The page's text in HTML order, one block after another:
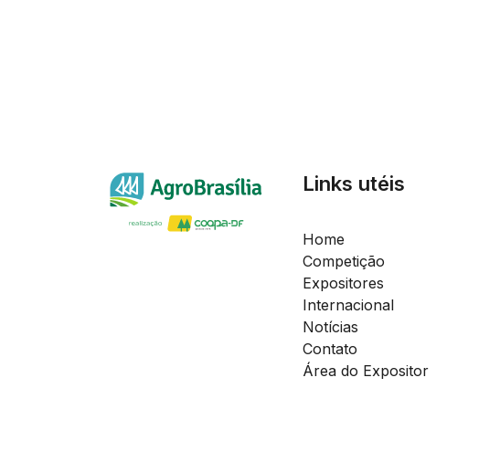
Links utéis
Home
Competição
Expositores
Internacional
Notícias
Contato
Área do Expositor